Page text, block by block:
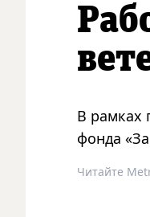
В рамках
фонда
Читайте